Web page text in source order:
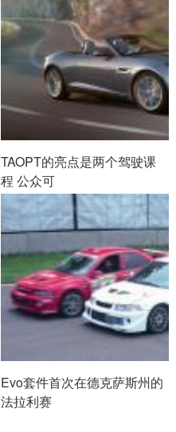
TAOPT的亮点是两个驾驶课
程 公众可
Evo套件首次在德克萨斯州的
法拉利赛